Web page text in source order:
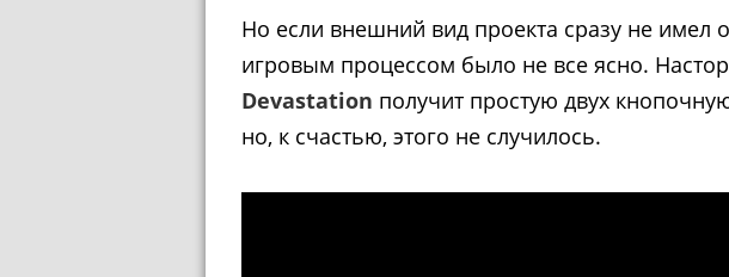
Но если внешний вид проекта сразу не имел
игровым процессом было не все ясно.
Devastation получит простую двух
но, к счастью, этого не случилось.